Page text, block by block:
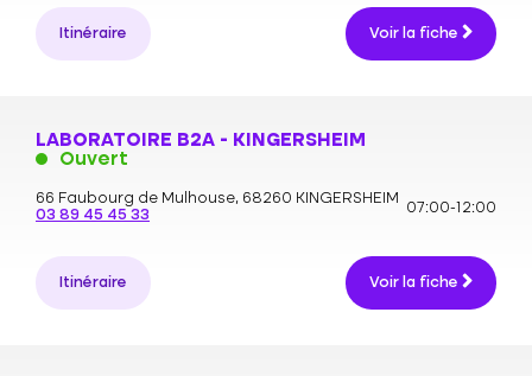
Itinéraire Voir la fiche
LABORATOIRE B2A - KINGERSHEIM
Ouvert
66 Faubourg de Mulhouse, 68260 KINGERSHEIM
03 89 45 45 33
07:00-12:00
Itinéraire Voir la fiche